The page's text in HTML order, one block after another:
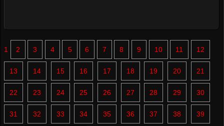
1 2 3 4 5 6 7 8 9 10 11 12
13 14 15 16 17 18 19 20 21
22 23 24 25 26 27 28 29 30
31 32 33 34 35 36 37 38 39